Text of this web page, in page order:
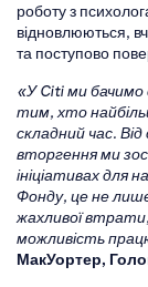
роботу з
відновлюються,
та поступово
«У Citi ми бачимо
тим, хто
складний час.
вторгення ми
ініціативах для
Фонду, це не лише
жахливої
можливість
МакУортер,